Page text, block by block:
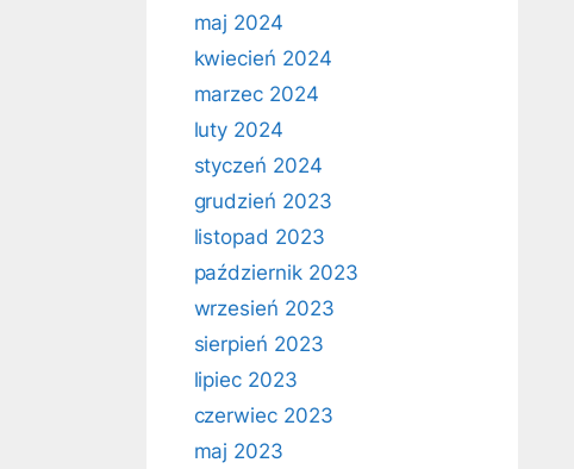
maj 2024
kwiecień 2024
marzec 2024
luty 2024
styczeń 2024
grudzień 2023
listopad 2023
październik 2023
wrzesień 2023
sierpień 2023
lipiec 2023
czerwiec 2023
maj 2023